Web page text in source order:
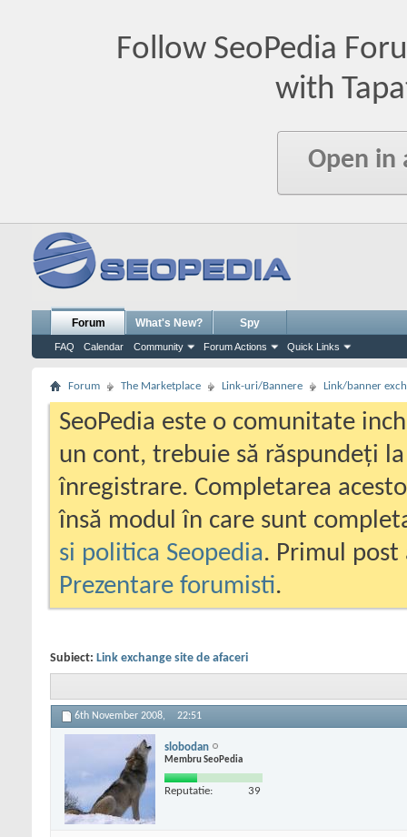
Follow SeoPedia
with
Open in
Forum
FAQ Calendar Community Forum Actions Quick Links
What's New? Spy
Forum The Marketplace Link-uri/Bannere Link/banner
SeoPedia este o comunitate
un cont, trebuie să răspundeți
înregistrare. Completarea
însă modul în care sunt
si politica Seopedia. Primul
Prezentare forumisti.
Subiect: Link exchange site de afaceri
6th November 2008, 22:51
slobodan
Membru SeoPedia
Reputatie: 39